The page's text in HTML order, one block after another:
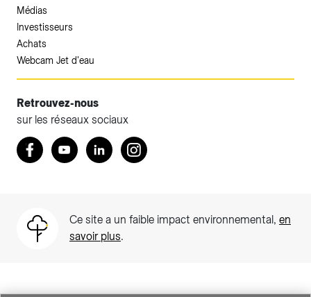
Médias
Investisseurs
Achats
Webcam Jet d'eau
Retrouvez-nous
sur les réseaux sociaux
Retrouvez nous sur Facebook
YoutubeLinkedInInstagram
Ce site a un faible impact environnemental, en
savoir plus.
Accéder à votre espace client SIG.
Votre espace client SIG n'est pas optimisé pour une
Particuliers)